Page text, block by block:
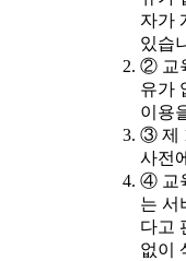
자가
있습
② 교
유가
이용
③ 제
사전
④ 교
는 서
다고
없이